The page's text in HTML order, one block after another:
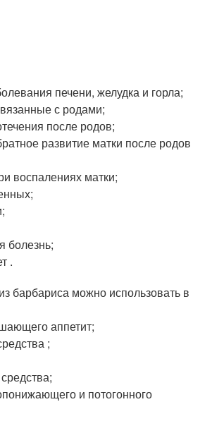
печени, желудка и горла;
с родами;
после родов;
развитие матки после родов
воспалениях матки;
болезнь;
.
барбариса можно использовать в
аппетит;
;
и потогонного